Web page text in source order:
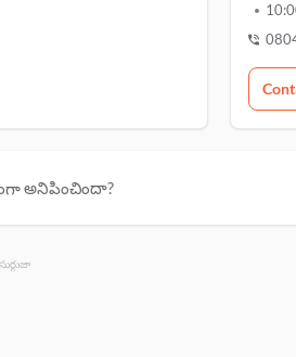
అనిపించిందా?
సుర్గుజా